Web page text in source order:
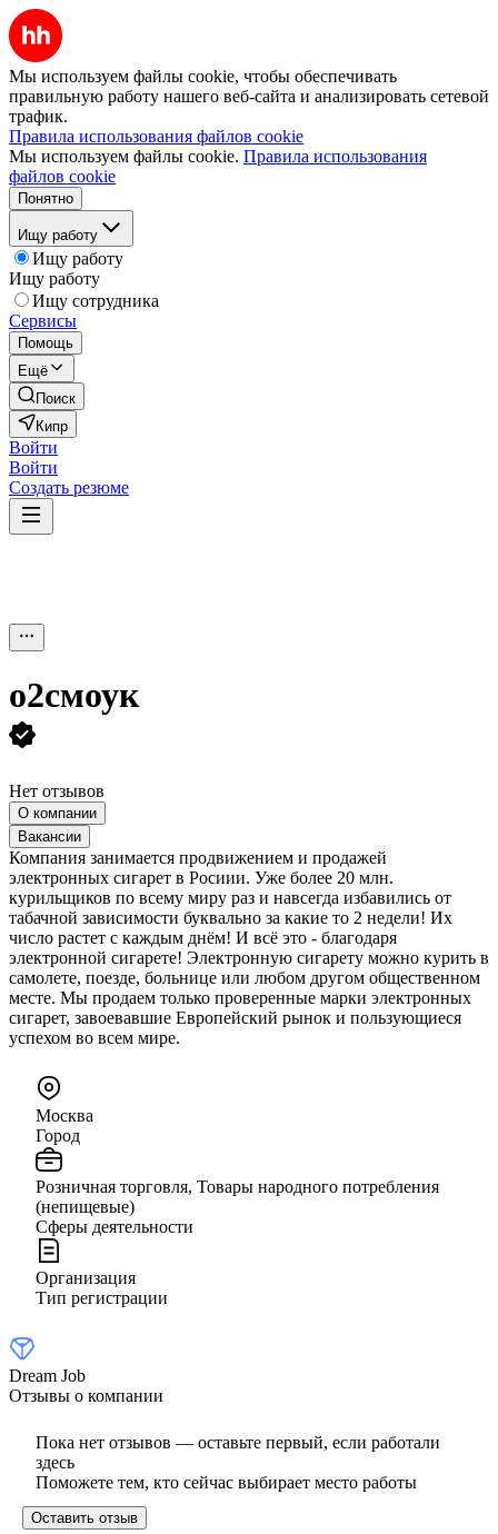
Мы используем файлы cookie, чтобы обеспечивать
правильную работу нашего веб-сайта и анализировать сетевой
трафик.
Правила использования файлов cookie
Мы используем файлы cookie. Правила использования
файлов cookie
Понятно
Ищу работу
Ищу работу
Ищу работу
Ищу сотрудника
Сервисы
Помощь
Ещё
Поиск
Кипр
Войти
Войти
Создать резюме
о2смоук
Нет отзывов
О компании
Вакансии
Компания занимается продвижением и продажей
электронных сигарет в Росиии. Уже более 20 млн.
курильщиков по всему миру раз и навсегда избавились от
табачной зависимости буквально за какие то 2 недели! Их
число растет с каждым днём! И всё это - благодаря
электронной сигарете! Электронную сигарету можно курить в
самолете, поезде, больнице или любом другом общественном
месте. Мы продаем только проверенные марки электронных
сигарет, завоевавшие Европейский рынок и пользующиеся
успехом во всем мире.
Москва
Город
Розничная торговля, Товары народного потребления
(непищевые)
Сферы деятельности
Организация
Тип регистрации
Dream Job
Отзывы о компании
Пока нет отзывов — оставьте первый, если работали
здесь
Поможете тем, кто сейчас выбирает место работы
Оставить отзыв